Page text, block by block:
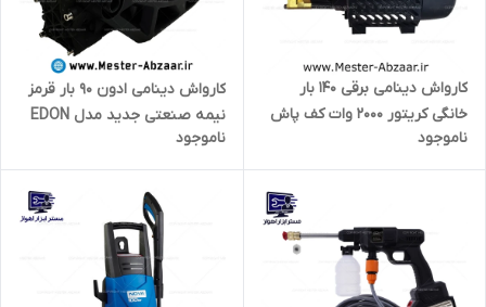
کارواش دینامی برقی 140 بار
خانگی کریتور 2000 وات کف پاش
مدل CREATOR
ناموجود
کارواش دینامی ادون 90 بار قرمز
نیمه صنعتی جدید مدل EDON
CM-PT90 NEW
ناموجود